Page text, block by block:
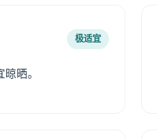
极适宜
晒。